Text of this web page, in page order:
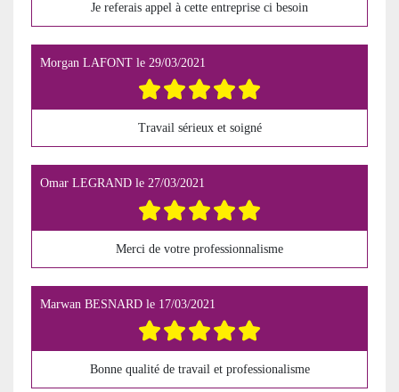
Je referais appel à cette entreprise ci besoin
Morgan LAFONT le 29/03/2021
Travail sérieux et soigné
Omar LEGRAND le 27/03/2021
Merci de votre professionnalisme
Marwan BESNARD le 17/03/2021
Bonne qualité de travail et professionalisme